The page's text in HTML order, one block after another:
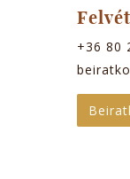
+36 80